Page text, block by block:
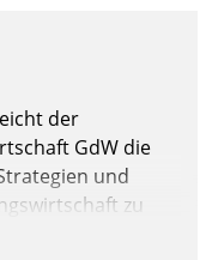
der
GdW die
und
zu